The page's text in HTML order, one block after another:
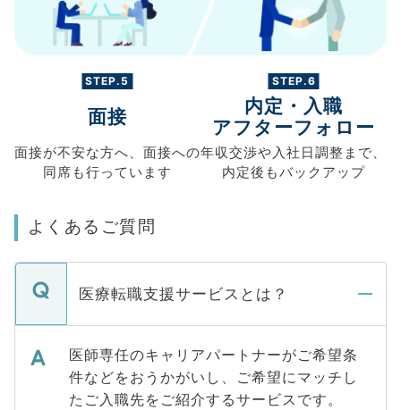
STEP.5
面接
面接が不安な方へ、 面接への
同席も行っています
STEP.6
内定・入職
アフターフォロー
年収交渉や入社日調整まで、
内定後もバックアップ
よくあるご質問
医療転職支援サービスとは？
医師専任のキャリアパートナーがご希望条
件などをおうかがいし、ご希望にマッチし
たご入職先をご紹介するサービスです。